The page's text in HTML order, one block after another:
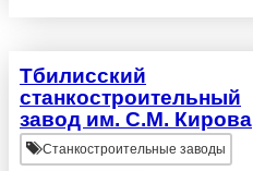
Тбилисский
станкостроительный
завод им. С.М. Кирова
Станкостроительные заводы